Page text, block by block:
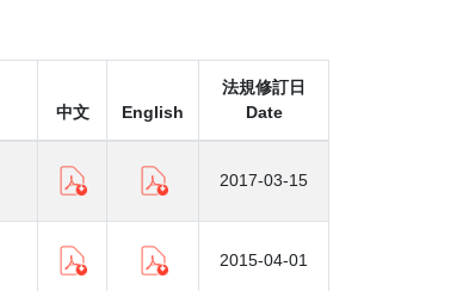
中文 English
法規修訂日
Date
2017-03-15
2015-04-01